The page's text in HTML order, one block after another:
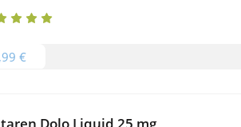
€
Dolo Liquid 25 mg